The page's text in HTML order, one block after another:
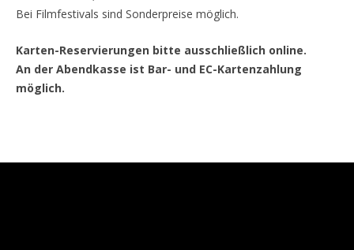
Bei Filmfestivals sind Sonderpreise möglich.
Karten-Reservierungen bitte ausschließlich online.
An der Abendkasse ist Bar- und EC-Kartenzahlung
möglich.